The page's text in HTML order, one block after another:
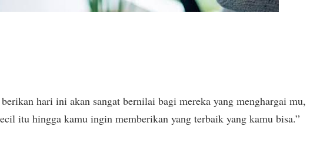
hari ini akan sangat bernilai bagi mereka yang menghargai mu,
itu hingga kamu ingin memberikan yang terbaik yang kamu bisa.”